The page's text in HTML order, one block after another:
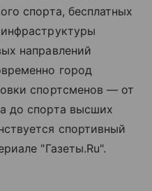
спорта, бесплатных
направлений
город
спортсменов — от
до спорта высших
спортивный
"Газеты.Ru".